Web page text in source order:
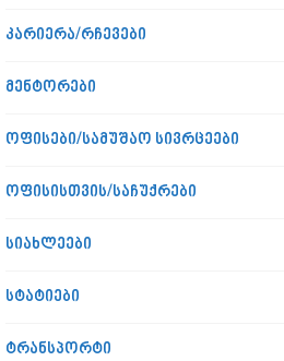
კარიერა/რჩევები
მენტორები
ოფისები/სამუშაო სივრცეები
ოფისისთვის/საჩუქრები
სიახლეები
სტატიები
ტრანსპორტი